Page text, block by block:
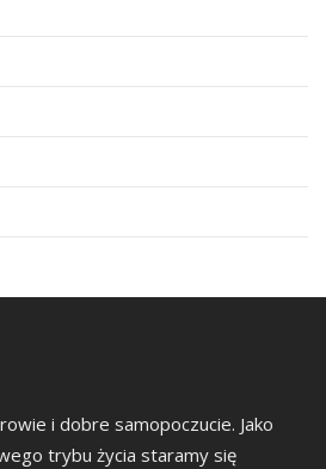
i dobre samopoczucie. Jako
trybu życia staramy się